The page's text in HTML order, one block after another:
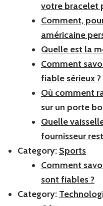
votre bracelet
Comment,
américaine
Quelle est la
Comment
fiable sérieux ?
Où comment
sur un porte
Quelle
fournisseur
Category: Sports
Comment
sont fiables ?
Category: